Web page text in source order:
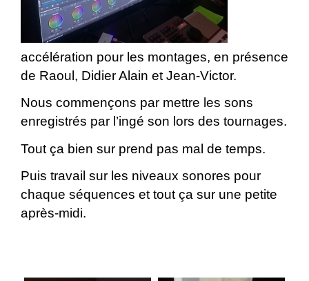
accélération pour les montages, en présence
de Raoul, Didier Alain et Jean-Victor.
Nous commençons par mettre les sons
enregistrés par l’ingé son lors des tournages.
Tout ça bien sur prend pas mal de temps.
Puis travail sur les niveaux sonores pour
chaque séquences et tout ça sur une petite
après-midi.